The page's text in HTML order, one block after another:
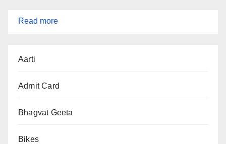
Read more:
के
Puranas
Aarti
Admit Card
Bhagvat Geeta
Bikes